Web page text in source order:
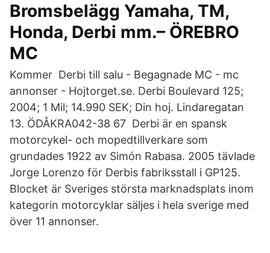
Bromsbelägg Yamaha, TM,
Honda, Derbi mm.– ÖREBRO
MC
Kommer Derbi till salu - Begagnade MC - mc
annonser - Hojtorget.se. Derbi Boulevard 125;
2004; 1 Mil; 14.990 SEK; Din hoj. Lindaregatan
13. ÖDÅKRA042-38 67 Derbi är en spansk
motorcykel- och mopedtillverkare som
grundades 1922 av Simón Rabasa. 2005 tävlade
Jorge Lorenzo för Derbis fabriksstall i GP125.
Blocket är Sveriges största marknadsplats inom
kategorin motorcyklar säljes i hela sverige med
över 11 annonser.